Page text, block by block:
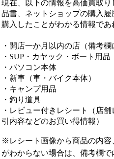
現在、以下の情報を高価買取
品書、ネットショップの購入履
購入したことがわかる情報で
・開店一か月以内の店（備考欄
・SUP・カヤック・ボート用品
・パソコン本体
・新車（車・バイク本体）
・キャンプ用品
・釣り道具
・レビュー付きレシート（店
引内容などのお買い得情報）
※レシート画像から商品の内容
がわからない場合は、備考欄